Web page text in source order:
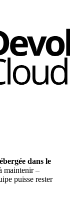
dans le
maintenir –
puisse rester